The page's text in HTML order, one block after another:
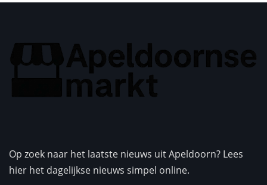
Op zoek naar het laatste nieuws uit Apeldoorn? Lees
hier het dagelijkse nieuws simpel online.